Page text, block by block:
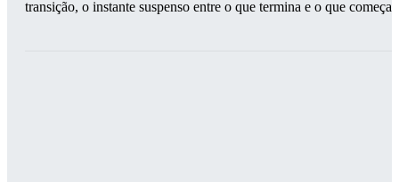
transição, o instante suspenso entre o que termina e o que